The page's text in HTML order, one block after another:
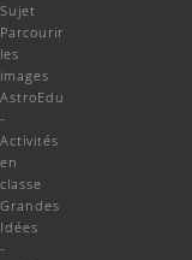
Sujet
Parcourir
les
images
AstroEdu
-
Activités
en
classe
Grandes
Idées
-